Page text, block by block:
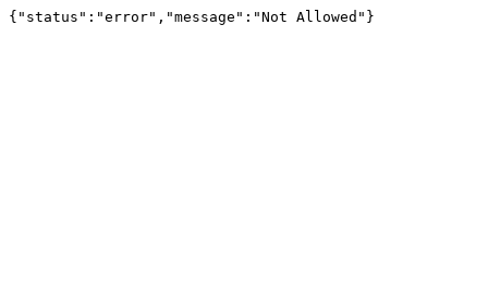
{"status":"error","message":"Not Allowed"}